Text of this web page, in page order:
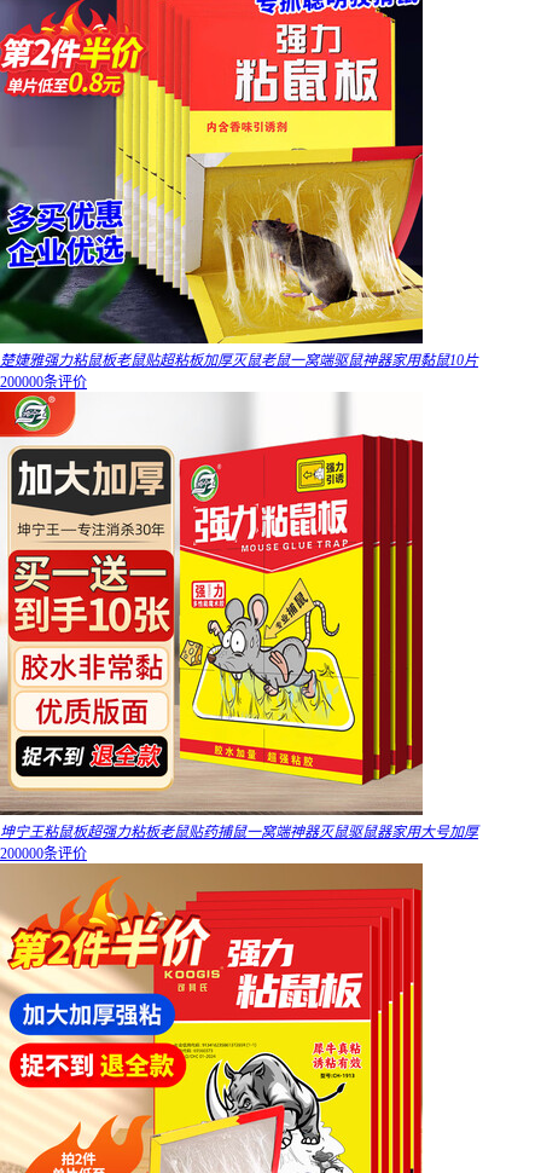
楚婕雅强力粘鼠板老鼠贴超粘板加厚灭鼠老鼠一窝端驱鼠神器家用黏鼠10片
200000条评价
坤宁王粘鼠板超强力粘板老鼠贴药捕鼠一窝端神器灭鼠驱鼠器家用大号加厚
200000条评价